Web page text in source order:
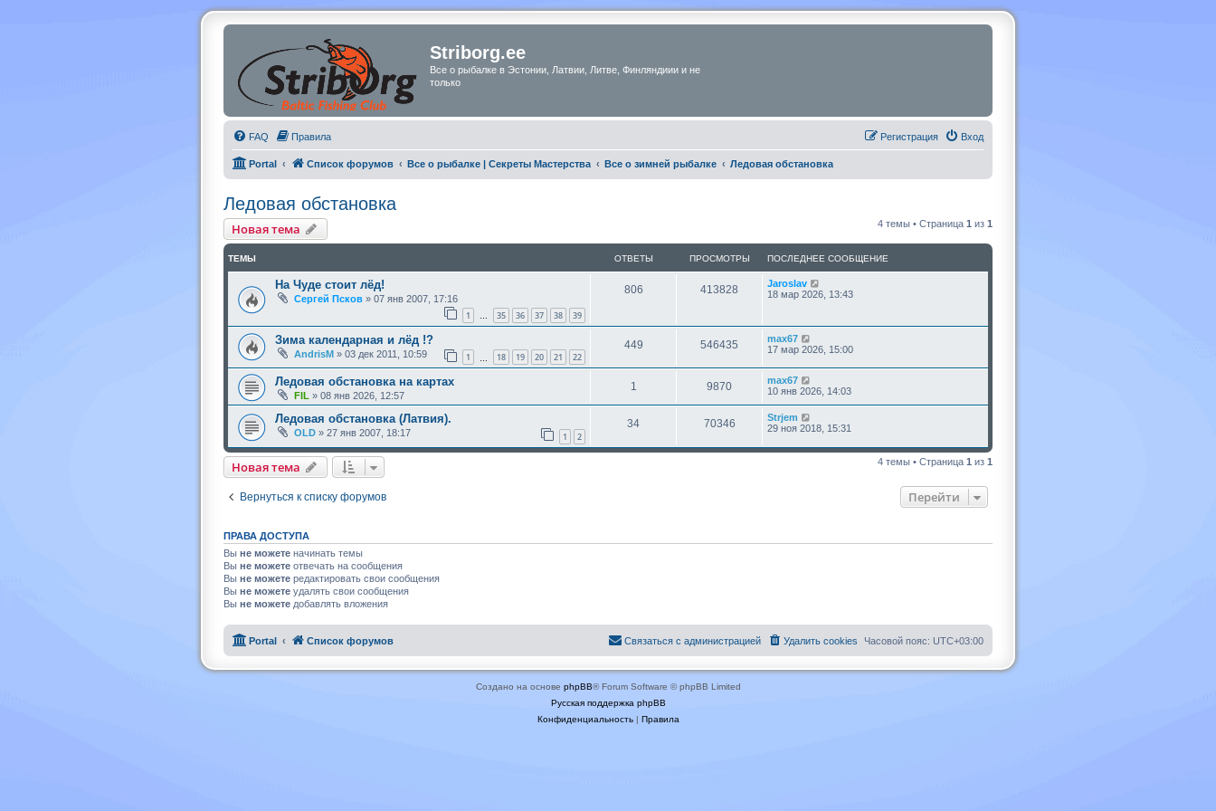
Striborg.ee
Все о рыбалке в Эстонии, Латвии, Литве, Финляндиии и не
только
FAQ Правила Вход
Регистрация
Portal Список форумов Все о рыбалке | Секреты Мастерства Все о зимней рыбалке Ледовая обстановка
Ледовая обстановка
Новая тема 4 темы • Страница 1 из 1
ТЕМЫ ОТВЕТЫ ПРОСМОТРЫ ПОСЛЕДНЕЕ СООБЩЕНИЕ
На Чуде стоит лёд!
Сергей Псков » 07 янв 2007, 17:16
1 … 35 36 37 38 39
806 413828
Jaroslav
18 мар 2026, 13:43
Зима календарная и лёд !?
AndrisM » 03 дек 2011, 10:59 1 18 19 20 21 22
449 546435
max67
17 мар 2026, 15:00
Ледовая обстановка на картах
FIL » 08 янв 2026, 12:57
1 9870
max67
10 янв 2026, 14:03
Ледовая обстановка (Латвия).
OLD » 27 янв 2007, 18:17 1 2
34 70346
Strjem
29 ноя 2018, 15:31
Новая тема 4 темы • Страница 1 из 1
Вернуться к списку форумов Перейти
ПРАВА ДОСТУПА
Вы не можете начинать темы
Вы не можете отвечать на сообщения
Вы не можете редактировать свои сообщения
Вы не можете удалять свои сообщения
Вы не можете добавлять вложения
Portal Список форумов Часовой пояс: UTC+03:00
Удалить cookies
Связаться с администрацией
Создано на основе phpBB® Forum Software © phpBB Limited
Русская поддержка phpBB
Конфиденциальность| Правила